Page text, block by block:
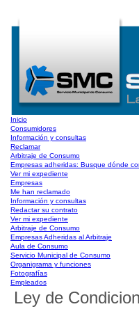
Inicio
Consumidores
Información y consultas
Reclamar
Arbitraje de Consumo
Empresas adheridas: Busque dónde
Ver mi expediente
Empresas
Me han reclamado
Información y consultas
Redactar su contrato
Ver mi expediente
Arbitraje de Consumo
Empresas Adheridas al Arbitraje
Aula de Consumo
Servicio Municipal de Consumo
Organigrama y funciones
Fotografías
Empleados
Ley de